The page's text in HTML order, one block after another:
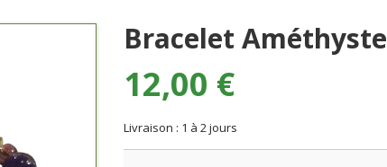
Bracelet Améthyste
12,00 €
Livraison : 1 à 2 jours